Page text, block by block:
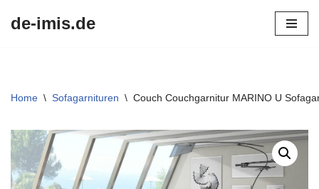
de-imis.de
Home \ Sofagarnituren \ Couch Couchgarnitur MARINO U